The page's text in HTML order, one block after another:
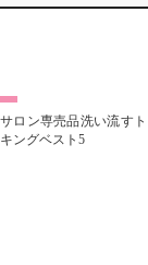
サロン専売品洗い流す
キングベスト5